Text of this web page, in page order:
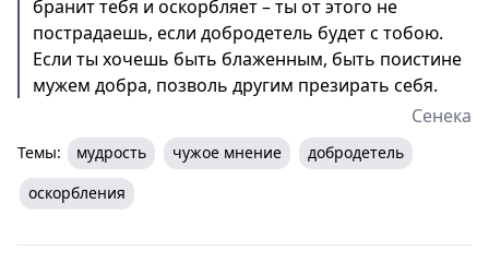
бранит тебя и оскорбляет – ты от этого не
пострадаешь, если добродетель будет с тобою.
Если ты хочешь быть блаженным, быть поистине
мужем добра, позволь другим презирать себя.
Сенека
Темы: мудрость чужое мнение
добродетель
оскорбления